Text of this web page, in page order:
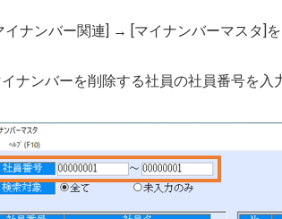
ナンバー関連] → [マイナンバーマスタ]を
ナンバーを削除する社員の社員番号を入